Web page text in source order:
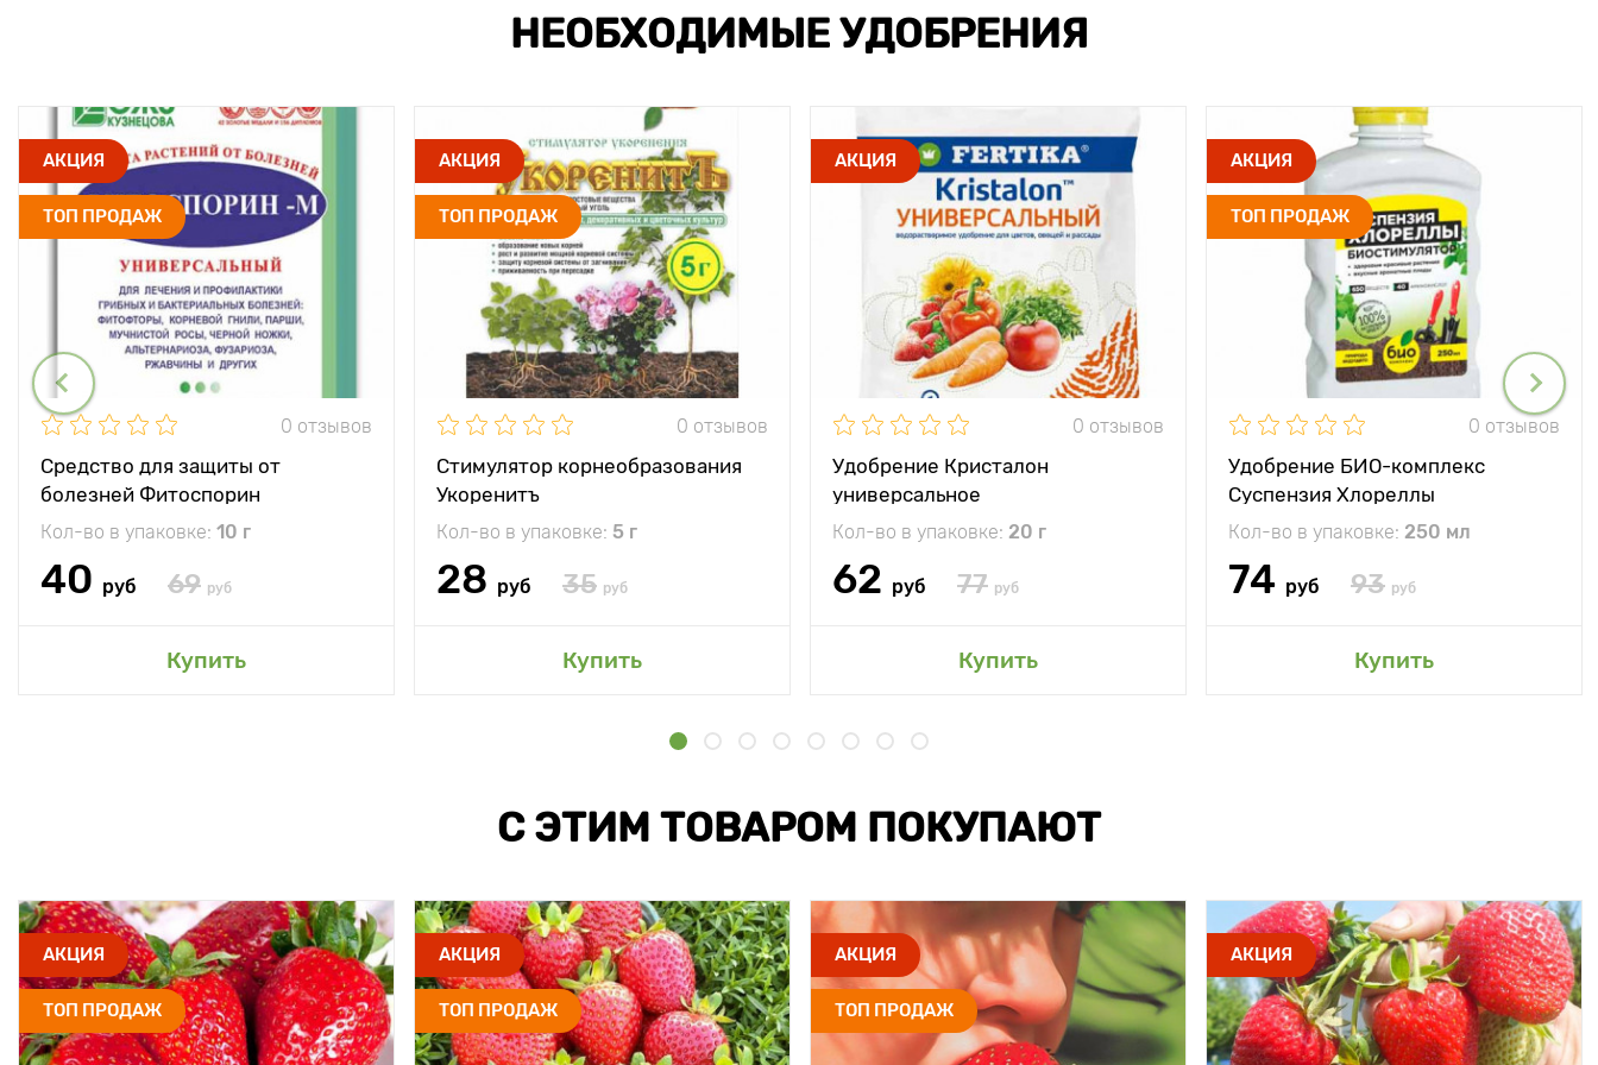
НЕОБХОДИМЫЕ УДОБРЕНИЯ
АКЦИЯ
ТОП ПРОДАЖ
0 отзывов
Средство для защиты от
болезней Фитоспорин
Кол-во в упаковке: 10 г
40 руб 69 руб
Купить
АКЦИЯ
ТОП ПРОДАЖ
0 отзывов
Стимулятор корнеобразования
Укоренитъ
Кол-во в упаковке: 5 г
28 руб 35 руб
Купить
АКЦИЯ
0 отзывов
Удобрение Кристалон
универсальное
Кол-во в упаковке: 20 г
62 руб 77 руб
Купить
АКЦИЯ
ТОП ПРОДАЖ
0 отзывов
Удобрение БИО-комплекс
Суспензия Хлореллы
Кол-во в упаковке: 250 мл
74 руб 93 руб
Купить
С ЭТИМ ТОВАРОМ ПОКУПАЮТ
АКЦИЯ
ТОП ПРОДАЖ
АКЦИЯ
ТОП ПРОДАЖ
АКЦИЯ
ТОП ПРОДАЖ
АКЦИЯ